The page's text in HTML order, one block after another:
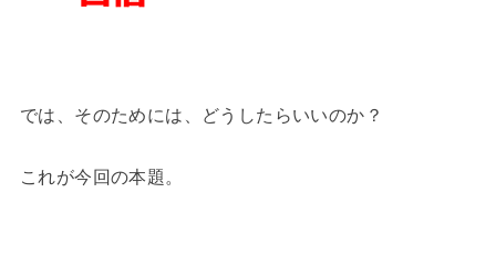
では、そのためには、どうしたらいいのか？
これが今回の本題。